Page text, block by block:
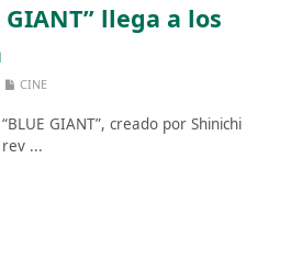
GIANT” llega a los
CINE
GIANT”, creado por Shinichi
...